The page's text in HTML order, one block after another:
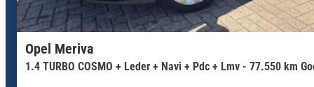
Opel Meriva
1.4 TURBO COSMO + Leder + Navi + Pdc + Lmv - 77.550 km